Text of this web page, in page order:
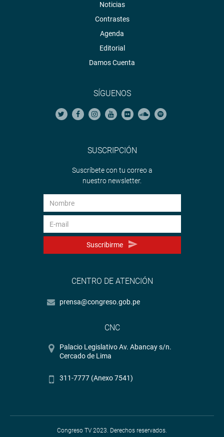
Noticias
Contrastes
Agenda
Editorial
Damos Cuenta
SÍGUENOS
SUSCRIPCIÓN
Suscríbete con tu correo a
nuestro newsletter.
Suscribirme
CENTRO DE ATENCIÓN
prensa@congreso.gob.pe
CNC
Palacio Legislativo Av. Abancay s/n.
Cercado de Lima
311-7777 (Anexo 7541)
Congreso TV 2023. Derechos reservados.